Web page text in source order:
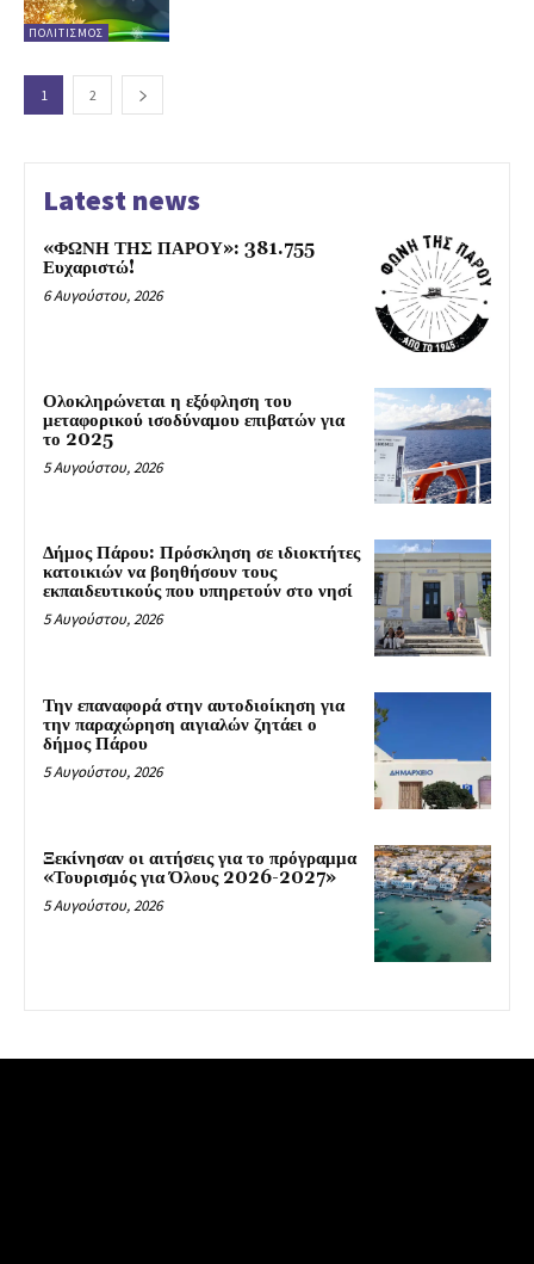
ΠΟΛΙΤΙΣΜΌΣ
1 2
Latest news
«ΦΩΝΗ ΤΗΣ ΠΑΡΟΥ»: 381.755
Ευχαριστώ!
6 Αυγούστου, 2026
Ολοκληρώνεται η εξόφληση του
μεταφορικού ισοδύναμου επιβατών για
το 2025
5 Αυγούστου, 2026
Δήμος Πάρου: Πρόσκληση σε ιδιοκτήτες
κατοικιών να βοηθήσουν τους
εκπαιδευτικούς που υπηρετούν στο νησί
5 Αυγούστου, 2026
Την επαναφορά στην αυτοδιοίκηση για
την παραχώρηση αιγιαλών ζητάει ο
δήμος Πάρου
5 Αυγούστου, 2026
Ξεκίνησαν οι αιτήσεις για το πρόγραμμα
«Τουρισμός για Όλους 2026-2027»
5 Αυγούστου, 2026